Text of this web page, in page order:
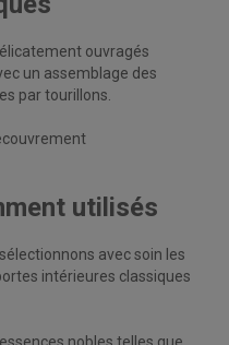
ouvragés
par tourillons.
utilisés
avec soin les
intérieures classiques